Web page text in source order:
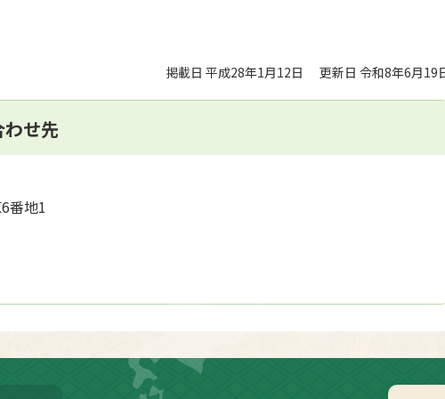
掲載日 平成28年1月12日 更新日 令和8年6月19
せ先
番地1